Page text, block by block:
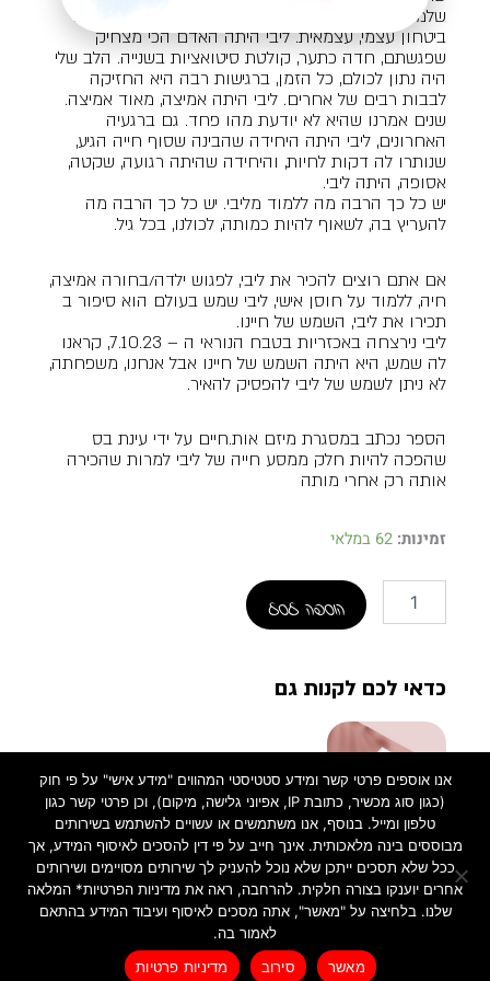
שלמה עם עצמה, עם גופה, עם מי שהיא בעולם, מלאת
ביטחון עצמי, עצמאית. ליבי היתה האדם הכי מצחיק
שפגשתם, חדה כתער, קולטת סיטואציות בשנייה. הלב שלי
היה נתון לכולם, כל הזמן, ברגישות רבה היא החזיקה
לבבות רבים של אחרים. ליבי היתה אמיצה, מאוד אמיצה.
שנים אמרנו שהיא לא יודעת מהו פחד. גם ברגעיה
האחרונים, ליבי היתה היחידה שהבינה שסוף חייה הגיע,
שנותרו לה דקות לחיות, והיחידה שהיתה רגועה, שקטה,
אסופה, היתה ליבי.
יש כל כך הרבה מה ללמוד מליבי. יש כל כך הרבה מה
להעריץ בה, לשאוף להיות כמותה, לכולנו, בכל גיל.
אם אתם רוצים להכיר את ליבי, לפגוש ילדה/בחורה אמיצה,
חיה, ללמוד על חוסן אישי, ליבי שמש בעולם הוא סיפור ב
תכירו את ליבי, השמש של חיינו.
ליבי נירצחה באכזריות בטבח הנוראי ה – 7.10.23, קראנו
לה שמש, היא היתה השמש של חיינו אבל אנחנו, משפחתה,
לא ניתן לשמש של ליבי להפסיק להאיר.
הספר נכתב במסגרת מיזם אות.חיים על ידי עינת בס
שהפכה להיות חלק ממסע חייה של ליבי למרות שהכירה
אותה רק אחרי מותה
זמינות: 62 במלאי
כמות
שמש
בעולם
-
הוספה לסל
כדאי לכם לקנות גם
ספרים
הלב של ליבי
78.00₪
הוספה לסל
אנו אוספים פרטי קשר ומידע סטטיסטי המהווים "מידע אישי" על פי חוק
(כגון סוג מכשיר, כתובת IP, אפיוני גלישה, מיקום), וכן פרטי קשר כגון
טלפון ומייל. בנוסף, אנו משתמשים או עשויים להשתמש בשירותים
מבוססים בינה מלאכותית. אינך חייב על פי דין להסכים לאיסוף המידע, אך
ככל שלא תסכים ייתכן שלא נוכל להעניק לך שירותים מסויימים ושירותים
אחרים יוענקו בצורה חלקית. להרחבה, ראה את מדיניות הפרטיות* המלאה
שלנו. בלחיצה על "מאשר", אתה מסכים לאיסוף ועיבוד המידע בהתאם
לאמור בה.
מאשר
סירוב מדיניות פרטיות